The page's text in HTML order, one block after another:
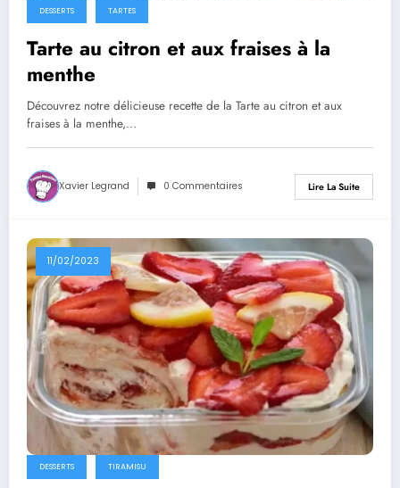
DESSERTS TARTES
Tarte au citron et aux fraises à la
menthe
Découvrez notre délicieuse recette de la Tarte au citron et aux
fraises à la menthe,…
Xavier Legrand 0 Commentaires Lire La Suite
11/02/2023
DESSERTS TIRAMISU